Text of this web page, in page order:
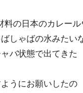
料の日本のカレール
しゃばの水みたい
バ状態で出てきた
うにお願いしたの